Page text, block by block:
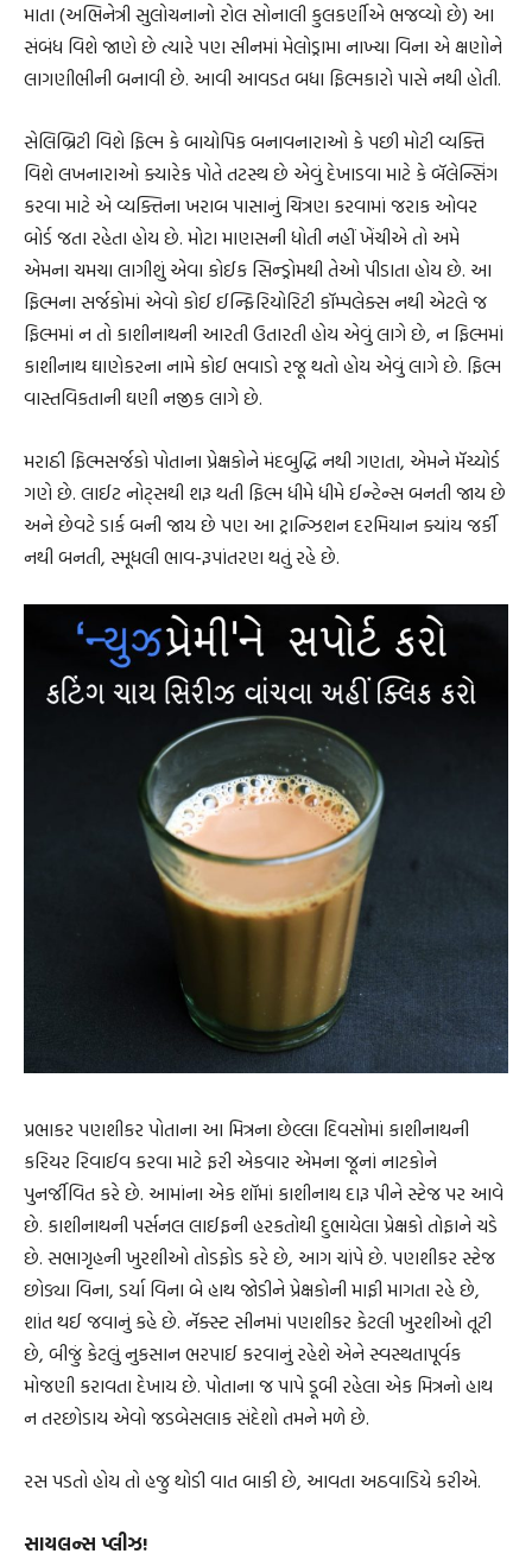
માતા (અભિનેત્રી સુલોચનાનો રોલ સોનાલી કુલકર્ણીએ ભજવ્યો છે) આ
સંબંધ વિશે જાણે છે ત્યારે પણ સીનમાં મેલોડ્રામા નાખ્યા વિના એ ક્ષણોને
લાગણીભીની બનાવી છે. આવી આવડત બધા ફિલ્મકારો પાસે નથી હોતી.
સેલિબ્રિટી વિશે ફિલ્મ કે બાયોપિક બનાવનારાઓ કે પછી મોટી વ્યક્તિ
વિશે લખનારાઓ ક્યારેક પોતે તટસ્થ છે એવું દેખાડવા માટે કે બૅલેન્સિંગ
કરવા માટે એ વ્યક્તિના ખરાબ પાસાનું ચિત્રણ કરવામાં જરાક ઓવર
બોર્ડ જતા રહેતા હોય છે. મોટા માણસની ધોતી નહીં ખેંચીએ તો અમે
એમના ચમચા લાગીશું એવા કોઈક સિન્ડ્રોમથી તેઓ પીડાતા હોય છે. આ
ફિલ્મના સર્જકોમાં એવો કોઈ ઈન્ફિરિયોરિટી કૉમ્પલેક્સ નથી એટલે જ
ફિલ્મમાં ન તો કાશીનાથની આરતી ઉતારતી હોય એવું લાગે છે, ન ફિલ્મમાં
કાશીનાથ ઘાણેકરના નામે કોઈ ભવાડો રજૂ થતો હોય એવું લાગે છે. ફિલ્મ
વાસ્તવિકતાની ઘણી નજીક લાગે છે.
મરાઠી ફિલ્મસર્જકો પોતાના પ્રેક્ષકોને મંદબુદ્ધિ નથી ગણતા, એમને મૅચ્યોર્ડ
ગણે છે. લાઈટ નોટ્સથી શરૂ થતી ફિલ્મ ધીમે ધીમે ઈન્ટેન્સ બનતી જાય છે
અને છેવટે ડાર્ક બની જાય છે પણ આ ટ્રાન્ઝિશન દરમિયાન ક્યાંય જર્કી
નથી બનતી, સ્મૂધલી ભાવ-રૂપાંતરણ થતું રહે છે.
પ્રભાકર પણશીકર પોતાના આ મિત્રના છેલ્લા દિવસોમાં કાશીનાથની
કરિયર રિવાઈવ કરવા માટે ફરી એકવાર એમના જૂનાં નાટકોને
પુનર્જીવિત કરે છે. આમાંના એક શૉમાં કાશીનાથ દારૂ પીને સ્ટેજ પર આવે
છે. કાશીનાથની પર્સનલ લાઈફની હરકતોથી દુભાયેલા પ્રેક્ષકો તોફાને ચડે
છે. સભાગૃહની ખુરશીઓ તોડફોડ કરે છે, આગ ચાંપે છે. પણશીકર સ્ટેજ
છોડ્યા વિના, ડર્યા વિના બે હાથ જોડીને પ્રેક્ષકોની માફી માગતા રહે છે,
શાંત થઈ જવાનું કહે છે. નૅક્સ્ટ સીનમાં પણશીકર કેટલી ખુરશીઓ તૂટી
છે, બીજું કેટલું નુકસાન ભરપાઈ કરવાનું રહેશે એને સ્વસ્થતાપૂર્વક
મોજણી કરાવતા દેખાય છે. પોતાના જ પાપે ડૂબી રહેલા એક મિત્રનો હાથ
ન તરછોડાય એવો જડબેસલાક સંદેશો તમને મળે છે.
રસ પડતો હોય તો હજુ થોડી વાત બાકી છે, આવતા અઠવાડિયે કરીએ.
સાયલન્સ પ્લીઝ!